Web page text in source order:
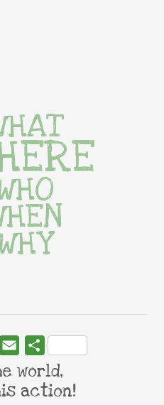
WhatsApp
Email Share
world,
action!